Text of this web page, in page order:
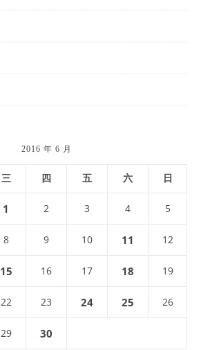
2016 年 6 月
三 四 五 六 日
1 2 3 4 5
8 9 10 11 12
15 16 17 18 19
22 23 24 25 26
29 30